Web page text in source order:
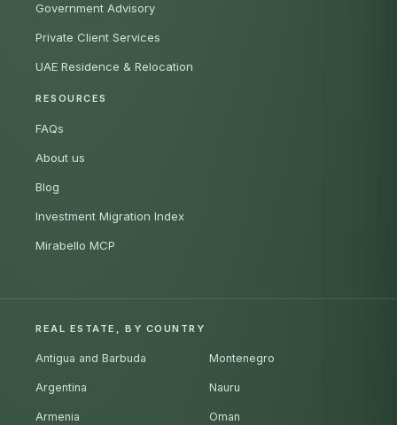
Government Advisory
Private Client Services
UAE Residence & Relocation
RESOURCES
FAQs
About us
Blog
Investment Migration Index
Mirabello MCP
REAL ESTATE, BY COUNTRY
Antigua and Barbuda
Argentina
Armenia
Montenegro
Nauru
Oman